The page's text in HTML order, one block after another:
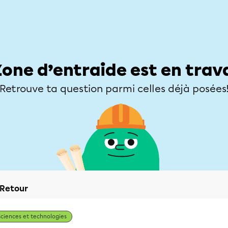
d’entraide est en
Retrouve ta question parmi celles déjà
Retour
et technologies